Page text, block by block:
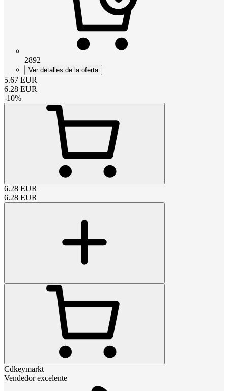
2892
Ver detalles de la oferta
5.67 EUR
6.28 EUR
-10%
6.28 EUR
6.28 EUR
Cdkeymarkt
Vendedor excelente